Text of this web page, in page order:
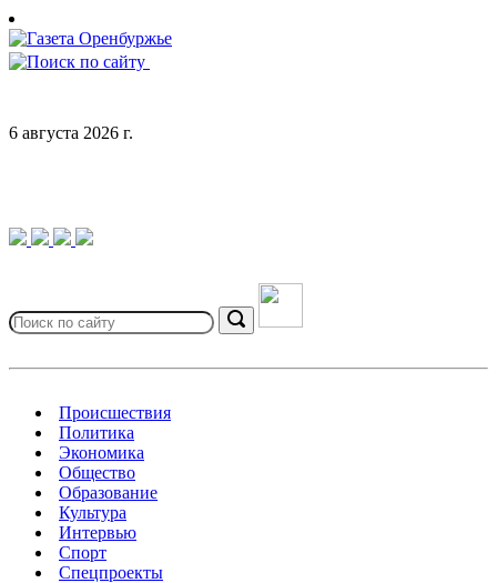
Skip
to
content
6 августа 2026 г.
for:
Search
Происшествия
Политика
Экономика
Общество
Образование
Культура
Интервью
Спорт
Спецпроекты